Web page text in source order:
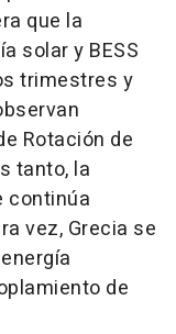
que la
solar y BESS
trimestres y
Rotación de
tanto, la
continúa
vez, Grecia se
de